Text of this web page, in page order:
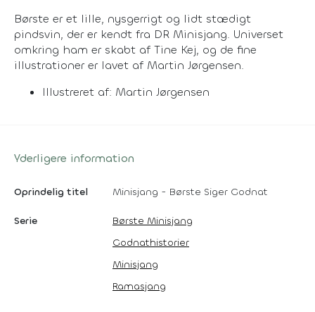
Børste er et lille, nysgerrigt og lidt stædigt
pindsvin, der er kendt fra DR Minisjang. Universet
omkring ham er skabt af Tine Kej, og de fine
illustrationer er lavet af Martin Jørgensen.
Illustreret af: Martin Jørgensen
Yderligere information
Oprindelig titel Minisjang - Børste Siger Godnat
Serie
Børste Minisjang
Godnathistorier
Minisjang
Ramasjang